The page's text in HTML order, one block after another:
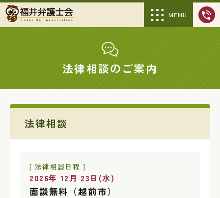
MENU
法律相談のご案内
法律相談
[ 法律相談日程 ]
2026年 12月 23日(水)
面談無料（越前市）